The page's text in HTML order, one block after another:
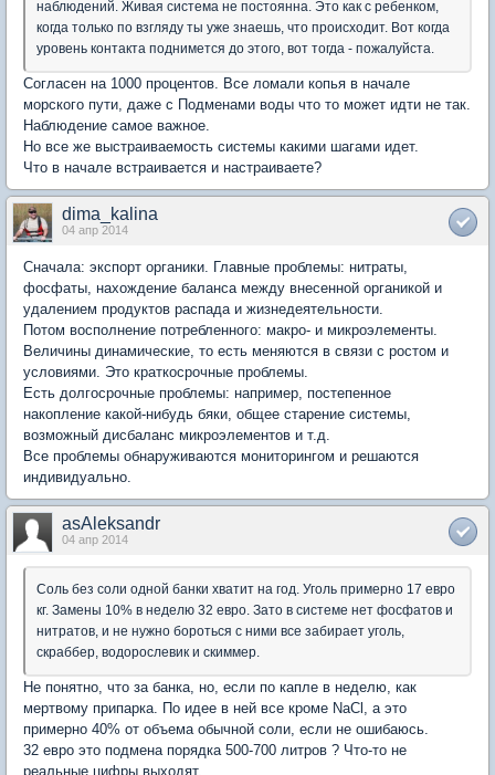
наблюдений. Живая система не постоянна. Это как с ребенком,
когда только по взгляду ты уже знаешь, что происходит. Вот когда
уровень контакта поднимется до этого, вот тогда - пожалуйста.
Согласен на 1000 процентов. Все ломали копья в начале
морского пути, даже с Подменами воды что то может идти не так.
Наблюдение самое важное.
Но все же выстраиваемость системы какими шагами идет.
Что в начале встраивается и настраиваете?
dima_kalina
04 апр 2014
Сначала: экспорт органики. Главные проблемы: нитраты,
фосфаты, нахождение баланса между внесенной органикой и
удалением продуктов распада и жизнедеятельности.
Потом восполнение потребленного: макро- и микроэлементы.
Величины динамические, то есть меняются в связи с ростом и
условиями. Это краткосрочные проблемы.
Есть долгосрочные проблемы: например, постепенное
накопление какой-нибудь бяки, общее старение системы,
возможный дисбаланс микроэлементов и т.д.
Все проблемы обнаруживаются мониторингом и решаются
индивидуально.
asAleksandr
04 апр 2014
Соль без соли одной банки хватит на год. Уголь примерно 17 евро
кг. Замены 10% в неделю 32 евро. Зато в системе нет фосфатов и
нитратов, и не нужно бороться с ними все забирает уголь,
скраббер, водорослевик и скиммер.
Не понятно, что за банка, но, если по капле в неделю, как
мертвому припарка. По идее в ней все кроме NaCl, а это
примерно 40% от объема обычной соли, если не ошибаюсь.
32 евро это подмена порядка 500-700 литров ? Что-то не
реальные цифры выходят.